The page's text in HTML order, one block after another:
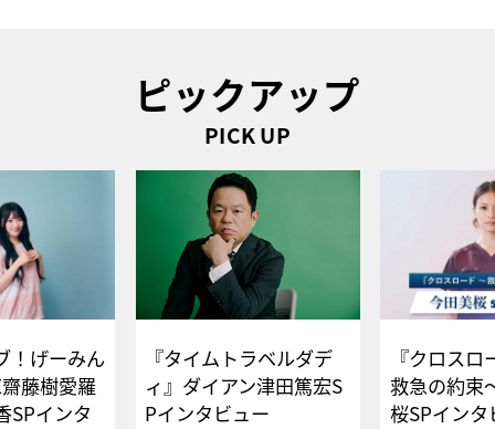
ピックアップ
PICK UP
！げーみん
藤樹愛羅
SPインタ
『タイムトラベルダデ
ィ』ダイアン津田篤宏S
Pインタビュー
『クロス
救急の約束
桜SPイ